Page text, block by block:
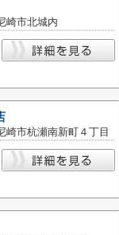
崎市北城内
崎市杭瀬南新町４丁目